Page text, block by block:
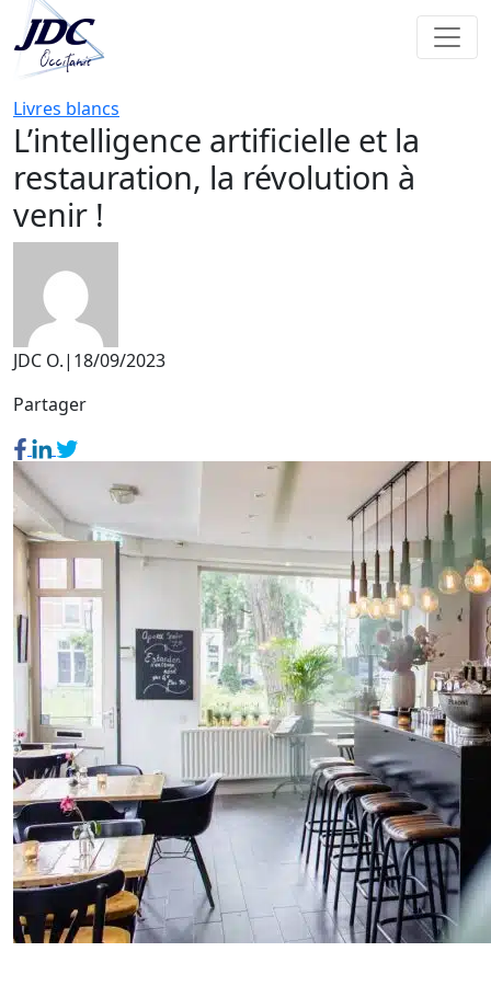
Livres blancs
L’intelligence artificielle et la
restauration, la révolution à
venir !
JDC O.| 18/09/2023
Partager